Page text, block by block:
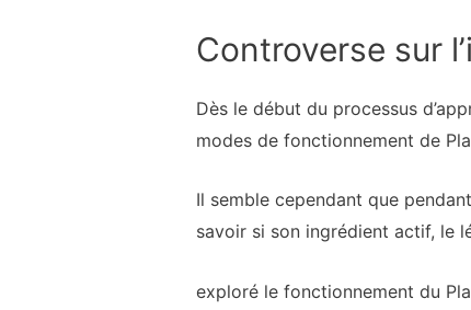
Controverse sur
Dès le début du processus
modes de fonctionnement de
Il semble cependant que
savoir si son ingrédient actif, le
exploré le fonctionnement du